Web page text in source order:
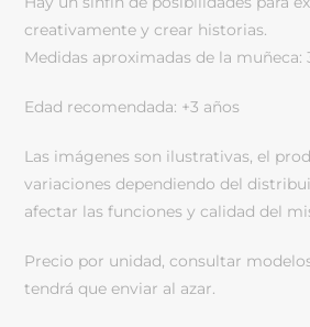
creativamente y crear historias.
Medidas aproximadas de la muñeca:
Edad recomendada: +3 años
Las imágenes son ilustrativas, el
variaciones dependiendo del
afectar las funciones y calidad del
Precio por unidad, consultar
tendrá que enviar al azar.